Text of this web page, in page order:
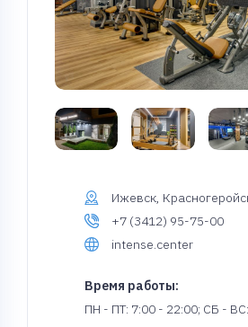
Ижевск,
+7 (3412) 95-75-00
intense.center
Время работы:
ПН - ПТ: 7:00 - 22:00; СБ -